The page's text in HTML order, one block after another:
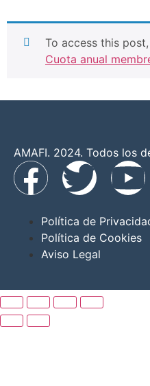
To access this
Cuota anual
AMAFI. 2024. Todos los
Política de
Política de Cookies
Aviso Legal